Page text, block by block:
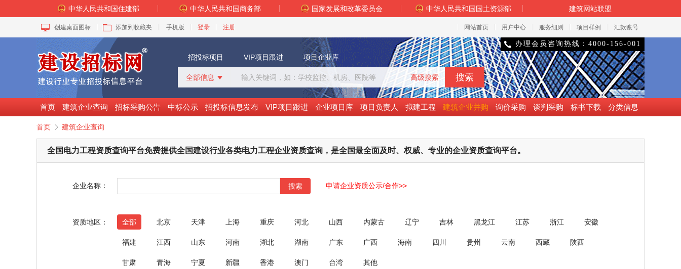
中华人民共和国住建部 中华人民共和国商务部 国家发展和改革委员会 中华人民共和国国土资源部 建筑网站联盟
创建桌面图标 添加到收藏夹 手机版 登录 注册 网站首页 用户中心 服务细则 项目样例 汇款账号
招投标项目 VIP项目跟进 项目企业库
全部信息 
招标采购
中标公示
拟建工程
建设快讯
VIP项目
高级搜索
 办理会员咨询热线：4000-156-001
首页 建筑企业查询 招标采购公告 中标公示 招投标信息发布 VIP项目跟进 企业项目库 项目负责人 拟建工程 建筑企业并购 询价采购 谈判采购 标书下载 分类信息
首页  建筑企业查询
全国电力工程资质查询平台免费提供全国建设行业各类电力工程企业资质查询，是全国最全面及时、权威、专业的企业资质查询平台。
企业名称： 搜索 申请企业资质公示/合作>>
资质地区： 全部 北京 天津 上海 重庆 河北 山西 内蒙古 辽宁 吉林 黑龙江 江苏 浙江 安徽
福建 江西 山东 河南 湖北 湖南 广东 广西 海南 四川 贵州 云南 西藏 陕西
甘肃 青海 宁夏 新疆 香港 澳门 台湾 其他